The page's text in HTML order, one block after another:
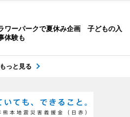
ワーパークで夏休み企画 子どもの入
体験も
もっと見る